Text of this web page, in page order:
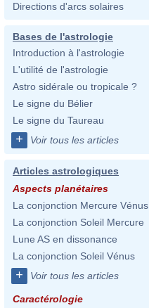
Directions d'arcs solaires
Bases de l'astrologie
Introduction à l'astrologie
L'utilité de l'astrologie
Astro sidérale ou tropicale ?
Le signe du Bélier
Le signe du Taureau
+ Voir tous les articles
Articles astrologiques
Aspects planétaires
La conjonction Mercure Vénus
La conjonction Soleil Mercure
Lune AS en dissonance
La conjonction Soleil Vénus
+ Voir tous les articles
Caractérologie